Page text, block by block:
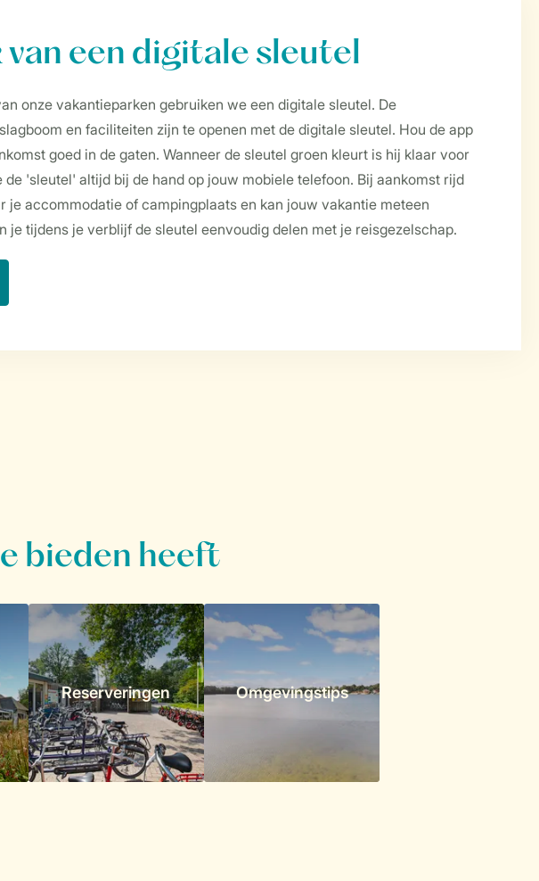
van een digitale sleutel
onze vakantieparken gebruiken we een digitale sleutel. De
en faciliteiten zijn te openen met de digitale sleutel. Hou de app
goed in de gaten. Wanneer de sleutel groen kleurt is hij klaar voor
de 'sleutel' altijd bij de hand op jouw mobiele telefoon. Bij aankomst rijd
je accommodatie of campingplaats en kan jouw vakantie meteen
je tijdens je verblijf de sleutel eenvoudig delen met je reisgezelschap.
bieden heeft
Reserveringen Omgevingstips